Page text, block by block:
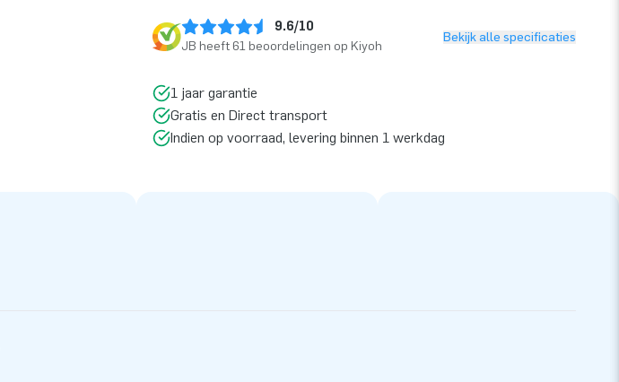
9.6/10
JB heeft 61 beoordelingen op Kiyoh
Bekijk alle specificaties
1 jaar garantie
Gratis en Direct transport
Indien op voorraad, levering binnen 1 werkdag